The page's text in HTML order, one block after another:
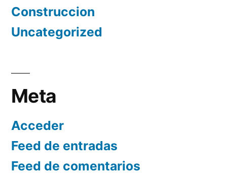
Construccion
Uncategorized
Meta
Acceder
Feed de entradas
Feed de comentarios